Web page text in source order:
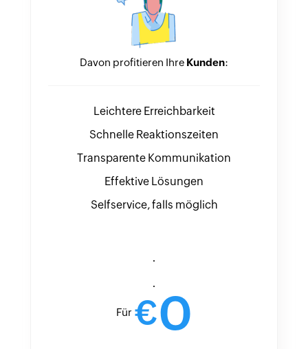
Davon profitieren Ihre Kunden:
Leichtere Erreichbarkeit
Schnelle Reaktionszeiten
Transparente Kommunikation
Effektive Lösungen
Selfservice, falls möglich
.
.
Für €0